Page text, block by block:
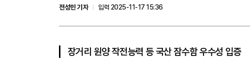
전성민 기자
입력 2025-11-17 15:36
장거리 원양 작전능력 등 국산 잠수함 우수성 입증